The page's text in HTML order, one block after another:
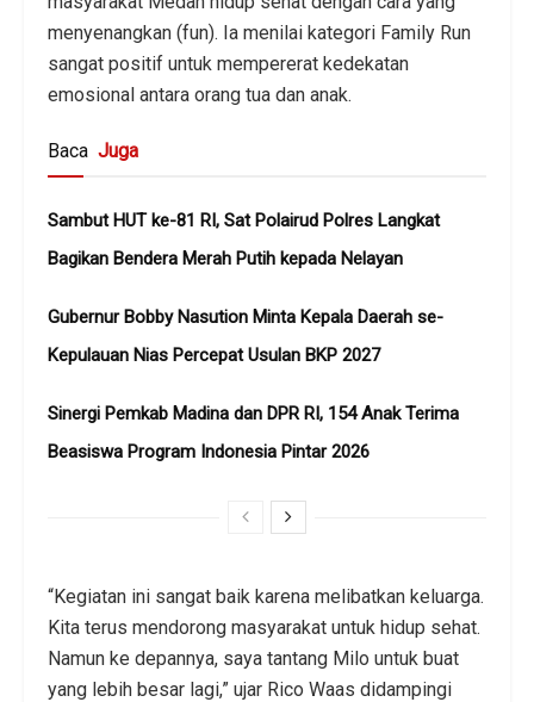
menyenangkan (fun). Ia menilai kategori Family Run
sangat positif untuk mempererat kedekatan
emosional antara orang tua dan anak.
Baca Juga
Sambut HUT ke-81 RI, Sat Polairud Polres Langkat
Bagikan Bendera Merah Putih kepada Nelayan
Gubernur Bobby Nasution Minta Kepala Daerah se-
Kepulauan Nias Percepat Usulan BKP 2027
Sinergi Pemkab Madina dan DPR RI, 154 Anak Terima
Beasiswa Program Indonesia Pintar 2026
“Kegiatan ini sangat baik karena melibatkan keluarga.
Kita terus mendorong masyarakat untuk hidup sehat.
Namun ke depannya, saya tantang Milo untuk buat
yang lebih besar lagi,” ujar Rico Waas didampingi